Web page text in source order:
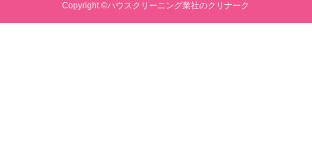
Copyright ©ハウスクリーニング業社のクリナーク